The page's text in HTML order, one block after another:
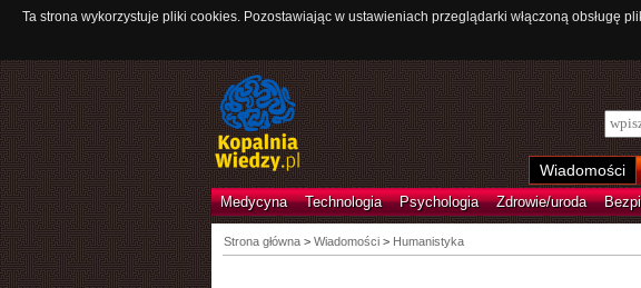
Ta strona wykorzystuje pliki cookies. Pozostawiając w ustawieniach przeglądarki włączoną
Wiadomości
Medycyna Technologia Psychologia Zdrowie/uroda
Strona główna> Wiadomości > Humanistyka